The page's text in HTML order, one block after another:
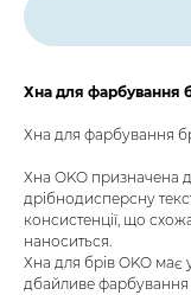
Хна для фарбування
Хна для фарбування
Хна OKO призначена
дрібнодисперсну
консистенції, що
наноситься.
Хна для брів OKO має
дбайливе фарбування